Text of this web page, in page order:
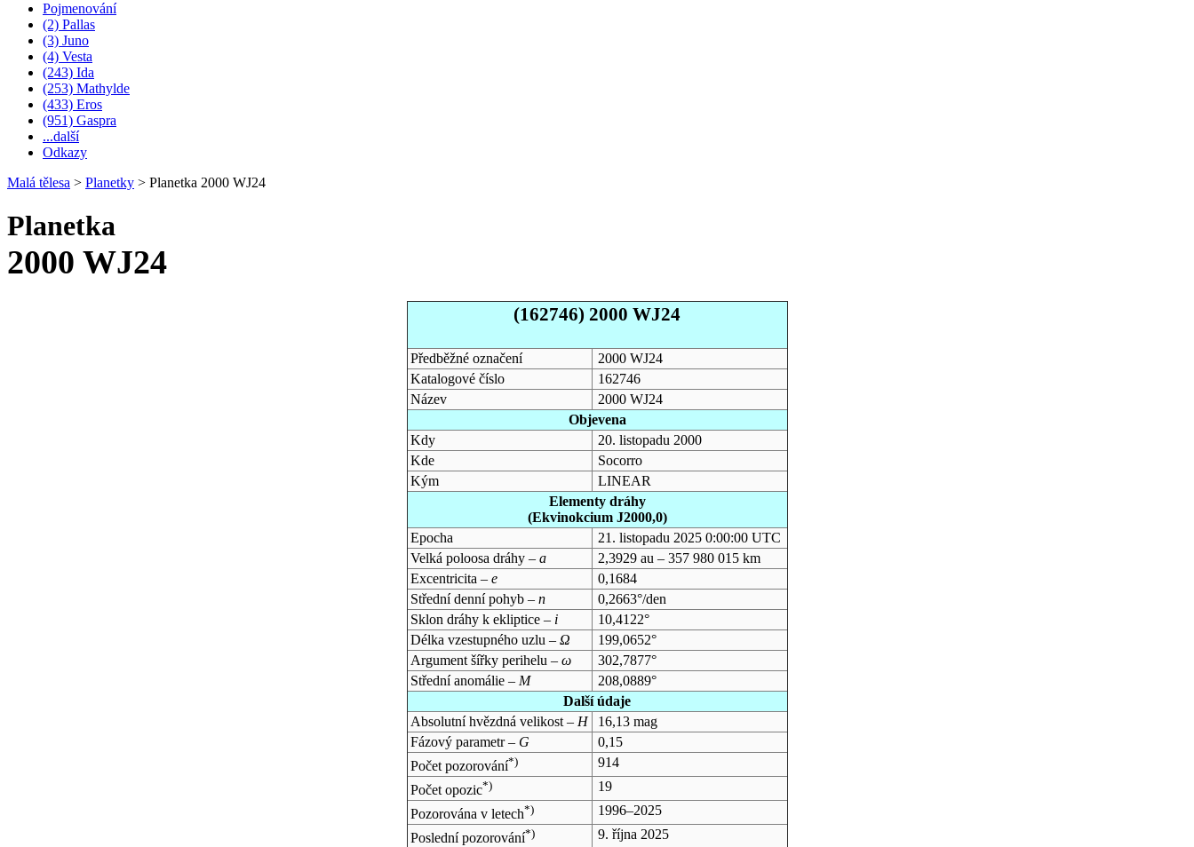
Pojmenování
(2) Pallas
(3) Juno
(4) Vesta
(243) Ida
(253) Mathylde
(433) Eros
(951) Gaspra
...další
Odkazy
Malá tělesa > Planetky > Planetka 2000 WJ24
Planetka
2000 WJ24
(162746) 2000 WJ24
Předběžné označení
2000 WJ24
Katalogové číslo
162746
Název
2000 WJ24
Objevena
Kdy
20. listopadu 2000
Kde
Socorro
Kým
LINEAR
Elementy dráhy
(Ekvinokcium J2000,0)
Epocha
21. listopadu 2025 0:00:00 UTC
Velká poloosa dráhy – a
2,3929 au – 357 980 015 km
Excentricita – e
0,1684
Střední denní pohyb – n
0,2663°/den
Sklon dráhy k ekliptice – i
10,4122°
Délka vzestupného uzlu – Ω
199,0652°
Argument šířky perihelu – ω
302,7877°
Střední anomálie – M
208,0889°
Další údaje
Absolutní hvězdná velikost – H
16,13 mag
Fázový parametr – G
0,15
Počet pozorování*)
914
Počet opozic*)
19
Pozorována v letech*)
1996–2025
Poslední pozorování*)
9. října 2025